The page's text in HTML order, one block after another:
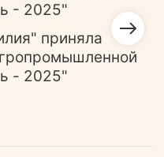
приняла
- 2025"